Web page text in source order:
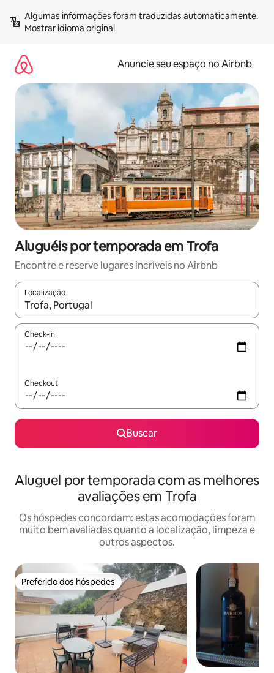
para
Mostrar idioma original
Anuncie seu espaço no Airbnb
Aluguéis por temporada em Trofa
Encontre e reserve lugares incríveis no Airbnb
Localização
Quando os resultados estiverem disponíveis, explore-os
Check-in
Checkout
Buscar
Aluguel por temporada com as melhores
avaliações em Trofa
Os hóspedes concordam: estas acomodações foram
muito bem avaliadas quanto a localização, limpeza e
outros aspectos.
Preferido dos hóspedes
Preferido dos hóspedes